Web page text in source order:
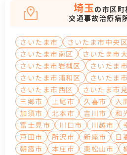
埼玉の市区町
交通事故治療病
さいたま市 さいたま市中央区
さいたま市南区
さいたま市
さいたま市岩槻区
さいたま
さいたま市浦和区
さいたま
さいたま市西区
さいたま市
三郷市
上尾市 久喜市 入
加須市
北本市 吉川市 和
富士見市
川口市 川越市
戸田市
所沢市 新座市 日
朝霞市
本庄市 東松山市